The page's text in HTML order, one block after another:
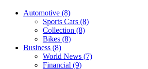
Automotive (8)
Sports Cars (8)
Collection (8)
Bikes (8)
Business (8)
World News (7)
Financial (9)